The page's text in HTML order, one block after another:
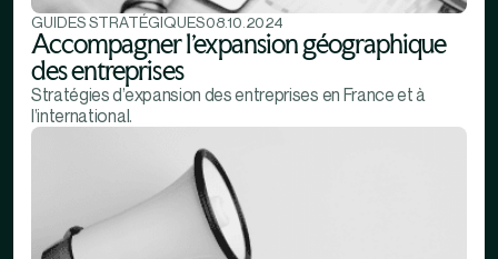
GUIDES STRATÉGIQUES08.10.2024
Accompagner l’expansion géographique
des entreprises
Stratégies d’expansion des entreprises en France et à
l’international.